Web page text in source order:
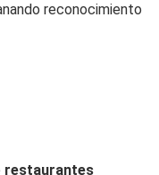
reconocimiento
restaurantes